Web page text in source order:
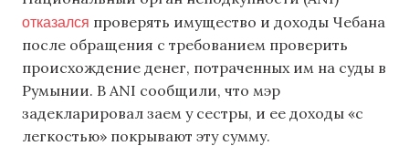
отказался проверять имущество и доходы Чебана
после обращения с требованием проверить
происхождение денег, потраченных им на суды в
Румынии. В ANI сообщили, что мэр
задекларировал заем у сестры, и ее доходы «с
легкостью» покрывают эту сумму.